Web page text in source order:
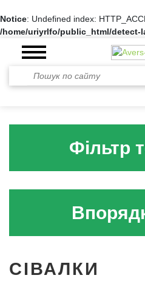
Notice: Undefined index:
/home/uriyrlfo/public_html/detect-
Фільтр
СІВАЛКИ